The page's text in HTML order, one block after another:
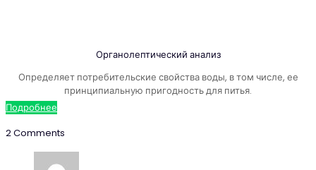
Органолептический анализ
Определяет потребительские свойства воды, в том числе, ее
принципиальную пригодность для питья.
Подробнее
2 Comments